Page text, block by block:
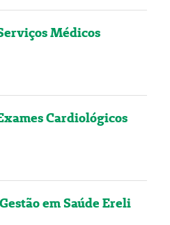
Médicos
Cardiológicos
em Saúde Ereli